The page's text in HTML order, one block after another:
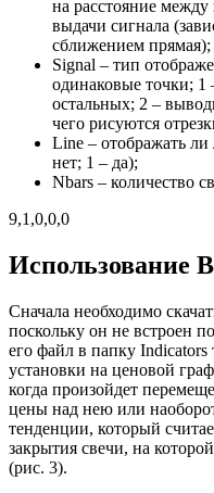
на расстояние
выдачи сигнала
сближением прямая);
Signal – тип
одинаковые точки; 1
остальных; 2 –
чего рисуются
Line – отображать
нет; 1 – да);
Nbars – количество
9,1,0,0,0
Использование
Сначала необходимо
поскольку он не встроен
его файл в папку
установки на ценовой
когда произойдет
цены над нею или
тенденции, который
закрытия свечи, на
(рис. 3).